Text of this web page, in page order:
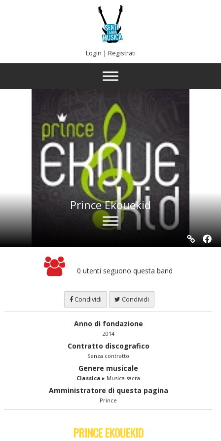
Login | Registrati
Prince Ekouekid
0 utenti seguono questa band
Condividi Condividi
Anno di fondazione
2014
Contratto discografico
Senza contratto
Genere musicale
Classica ▸ Musica sacra
Amministratore di questa pagina
Prince
PRINCE EKOUEKID